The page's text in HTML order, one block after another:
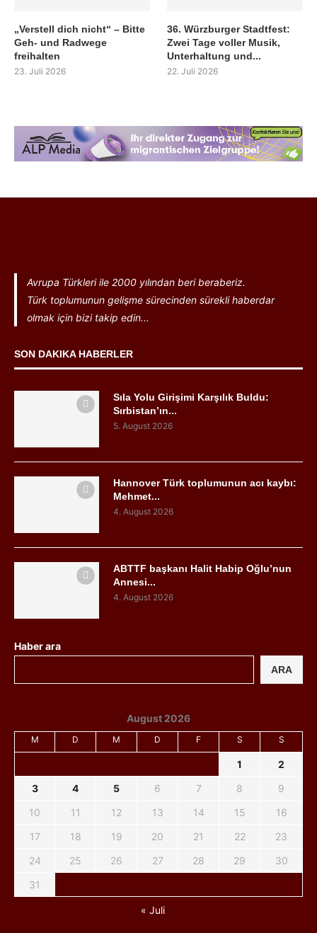
„Verstell dich nicht“ – Bitte
Geh- und Radwege
freihalten
23. Juli 2026
36. Würzburger Stadtfest:
Zwei Tage voller Musik,
Unterhaltung und...
22. Juli 2026
Avrupa Türkleri ile 2000 yılından beri beraberiz.
Türk toplumunun gelişme sürecinden sürekli haberdar
olmak için bizi takip edin...
SON DAKIKA HABERLER
Sıla Yolu Girişimi Karşılık Buldu:
Sırbistan’ın...
5. August 2026
Hannover Türk toplumunun acı kaybı:
Mehmet...
4. August 2026
ABTTF başkanı Halit Habip Oğlu’nun
Annesi...
4. August 2026
Haber ara
ARA
August 2026
M D M D F S S
1
2
3
4 5 6 7 8
9
10
11 12 13 14 15
16
17
18 19 20 21 22
23
24
25 26 27 28 29
30
31
« Juli